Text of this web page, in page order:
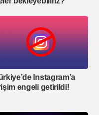
Instagram’a
engeli getirildi!